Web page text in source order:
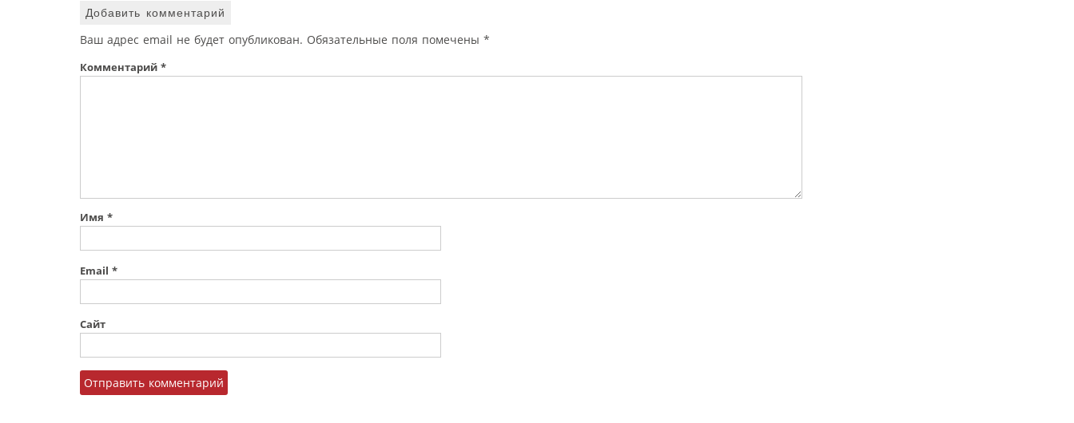
Добавить комментарий
Ваш адрес email не будет опубликован. Обязательные поля помечены *
Комментарий *
Имя *
Email *
Сайт